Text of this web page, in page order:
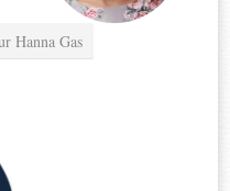
Hanna Gas